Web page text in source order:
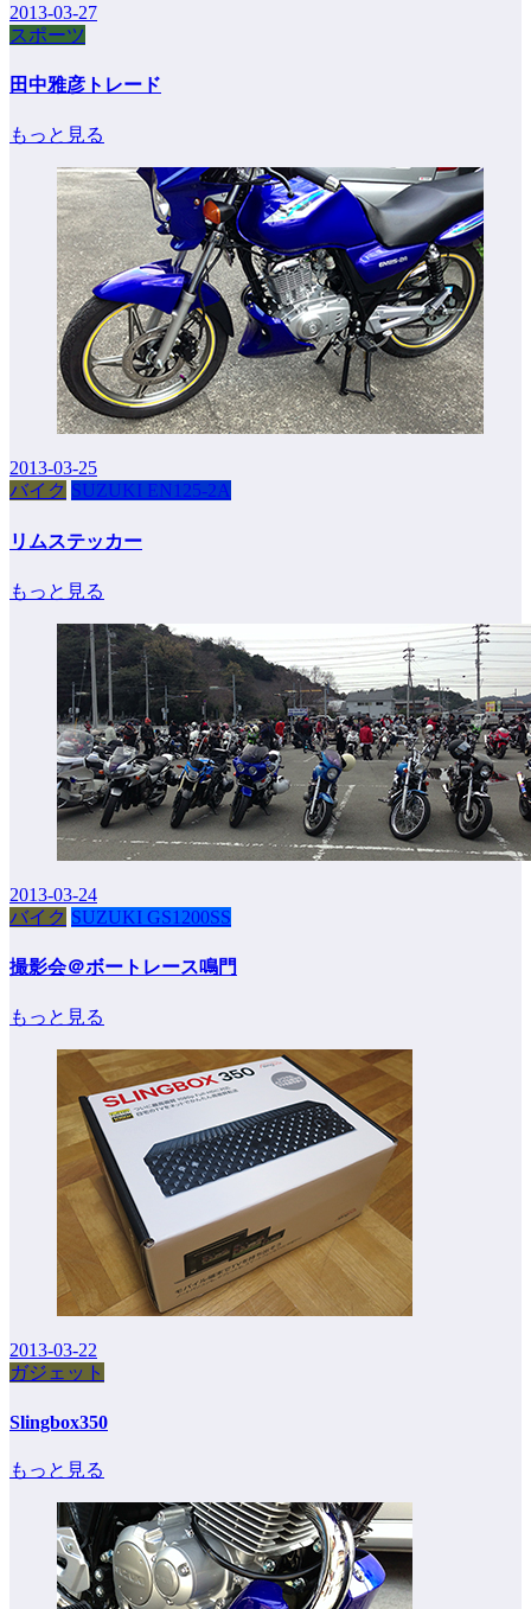
2013-03-27
スポーツ
田中雅彦トレード
もっと見る
2013-03-25
バイク SUZUKI EN125-2A
リムステッカー
もっと見る
2013-03-24
バイク SUZUKI GS1200SS
撮影会＠ボートレース鳴門
もっと見る
2013-03-22
ガジェット
Slingbox350
もっと見る